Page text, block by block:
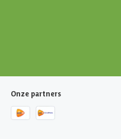
Onze partners